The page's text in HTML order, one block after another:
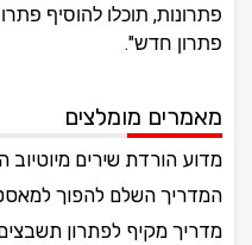
פתרונות, תוכלו להוסיף
פתרון חדש".
מאמרים מומלצים
מדוע הורדת שירים
המדריך השלם להפוך
מדריך מקיף לפתרון